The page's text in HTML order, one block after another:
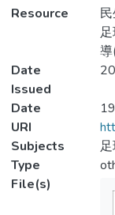
Resource
Date
Issued
Date
URI
Subjects
Type
File(s)